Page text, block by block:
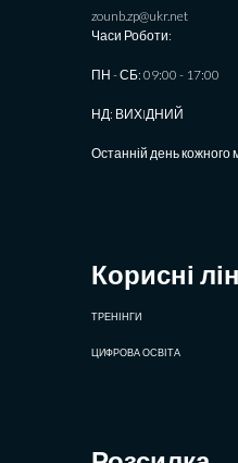
zounb.zp@ukr.net
Часи Роботи:
ПН - СБ: 09:00 - 17:00
НД: ВИХIДНИЙ
Останній день кожного
Корисні
ТРЕНІНГИ
ЦИФРОВА ОСВІТА